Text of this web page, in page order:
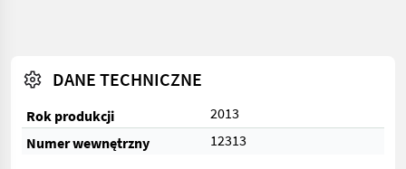
DANE TECHNICZNE
Rok produkcji
2013
Numer wewnętrzny
12313